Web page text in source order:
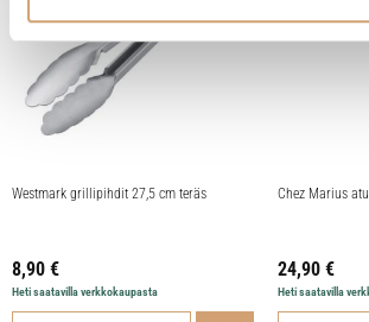
Westmark grillipihdit 27,5 cm teräs
8,90 €
Heti saatavilla verkkokaupasta
Chez Marius
24,90 €
Heti saatavilla